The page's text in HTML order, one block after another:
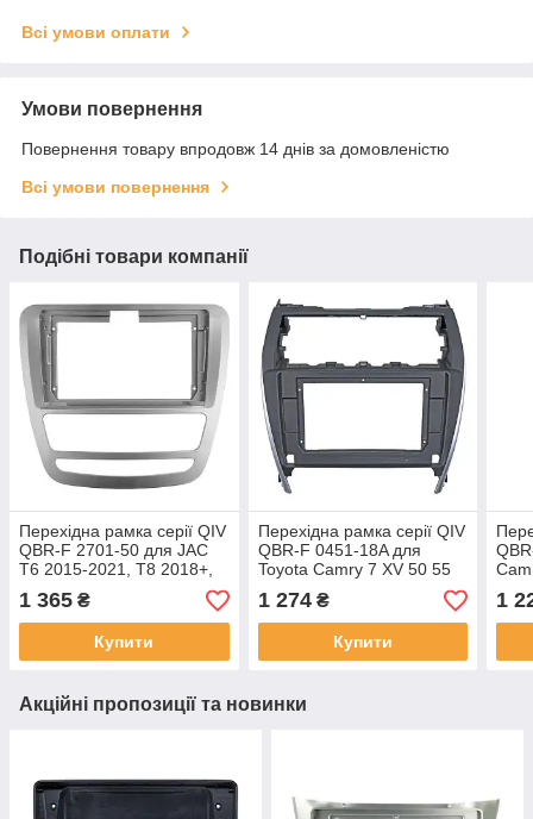
Всі умови оплати
Умови повернення
Повернення товару впродовж 14 днів за домовленістю
Всі умови повернення
Подібні товари компанії
Перехідна рамка серії QIV
QBR-F 2701-50 для JAC
T6 2015-2021, T8 2018+,
Sollers ST6 2023+ 9
дюймів
1 365 ₴
Купити
Перехідна рамка серії QIV
QBR-F 0451-18A для
Toyota Camry 7 XV 50 55
Middle East 2011-2015 10
дюймів
1 274₴
Купити
1
Акційні пропозиції та новинки